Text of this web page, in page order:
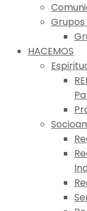
Grupos
HACEMOS